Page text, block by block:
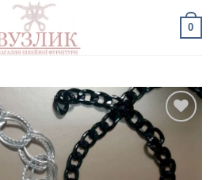
0
Добавить
в список
желаний